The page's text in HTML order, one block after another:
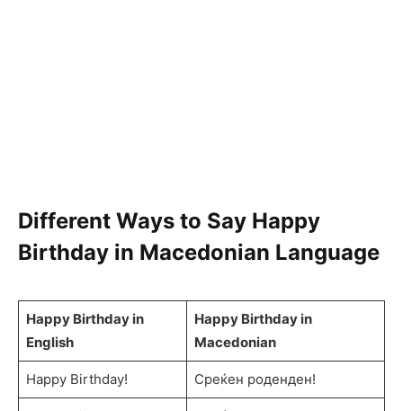
Different Ways to Say Happy
Birthday in Macedonian Language
Happy Birthday in
English
Happy Birthday in
Macedonian
Happy Birthday! Среќен роденден!